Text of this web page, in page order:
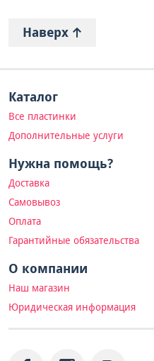
Наверх
Каталог
Все пластинки
Дополнительные услуги
Нужна помощь?
Доставка
Самовывоз
Оплата
Гарантийные обязательства
О компании
Наш магазин
Юридическая информация